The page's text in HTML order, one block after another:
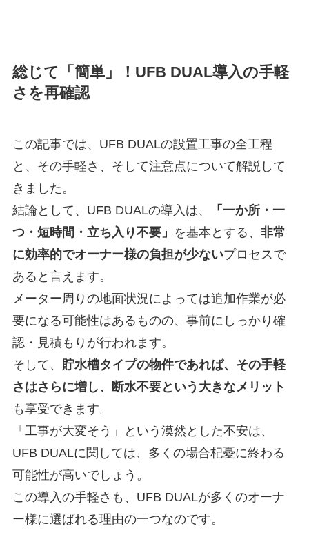
総じて「簡単」！UFB DUAL導入の手軽
さを再確認
この記事では、UFB DUALの設置工事の全工程
と、その手軽さ、そして注意点について解説して
きました。
結論として、UFB DUALの導入は、
「一か所・一
つ・短時間・立ち入り不要」 を基本とする、 非常
に効率的でオーナー様の負担が少ないプロセスで
あると言えます。
メーター周りの地面状況によっては追加作業が必
要になる可能性はあるものの、事前にしっかり確
認・見積もりが行われます。
そして、 貯水槽タイプの物件であれば、その手軽
さはさらに増し、断水不要という大きなメリット
も享受できます。
「工事が大変そう」という漠然とした不安は、
UFB DUALに関しては、多くの場合杞憂に終わる
可能性が高いでしょう。
この導入の手軽さも、UFB DUALが多くのオーナ
ー様に選ばれる理由の一つなのです。